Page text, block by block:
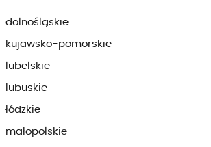
dolnośląskie
kujawsko-pomorskie
lubelskie
lubuskie
łódzkie
małopolskie